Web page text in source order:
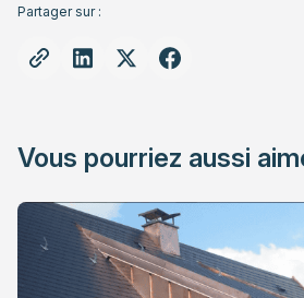
Partager sur :
Vous pourriez aussi